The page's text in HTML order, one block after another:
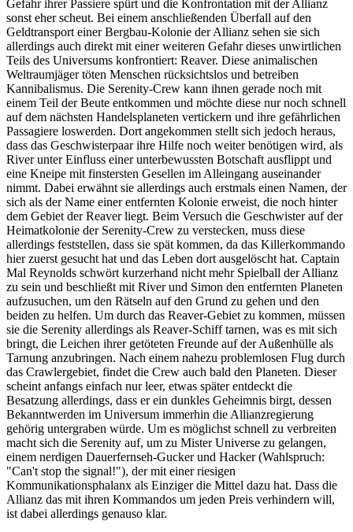
Gefahr ihrer Passiere spürt und die Konfrontation mit der Allianz
sonst eher scheut. Bei einem anschließenden Überfall auf den
Geldtransport einer Bergbau-Kolonie der Allianz sehen sie sich
allerdings auch direkt mit einer weiteren Gefahr dieses unwirtlichen
Teils des Universums konfrontiert: Reaver. Diese animalischen
Weltraumjäger töten Menschen rücksichtslos und betreiben
Kannibalismus. Die Serenity-Crew kann ihnen gerade noch mit
einem Teil der Beute entkommen und möchte diese nur noch schnell
auf dem nächsten Handelsplaneten vertickern und ihre gefährlichen
Passagiere loswerden. Dort angekommen stellt sich jedoch heraus,
dass das Geschwisterpaar ihre Hilfe noch weiter benötigen wird, als
River unter Einfluss einer unterbewussten Botschaft ausflippt und
eine Kneipe mit finstersten Gesellen im Alleingang auseinander
nimmt. Dabei erwähnt sie allerdings auch erstmals einen Namen, der
sich als der Name einer entfernten Kolonie erweist, die noch hinter
dem Gebiet der Reaver liegt. Beim Versuch die Geschwister auf der
Heimatkolonie der Serenity-Crew zu verstecken, muss diese
allerdings feststellen, dass sie spät kommen, da das Killerkommando
hier zuerst gesucht hat und das Leben dort ausgelöscht hat. Captain
Mal Reynolds schwört kurzerhand nicht mehr Spielball der Allianz
zu sein und beschließt mit River und Simon den entfernten Planeten
aufzusuchen, um den Rätseln auf den Grund zu gehen und den
beiden zu helfen. Um durch das Reaver-Gebiet zu kommen, müssen
sie die Serenity allerdings als Reaver-Schiff tarnen, was es mit sich
bringt, die Leichen ihrer getöteten Freunde auf der Außenhülle als
Tarnung anzubringen. Nach einem nahezu problemlosen Flug durch
das Crawlergebiet, findet die Crew auch bald den Planeten. Dieser
scheint anfangs einfach nur leer, etwas später entdeckt die
Besatzung allerdings, dass er ein dunkles Geheimnis birgt, dessen
Bekanntwerden im Universum immerhin die Allianzregierung
gehörig untergraben würde. Um es möglichst schnell zu verbreiten
macht sich die Serenity auf, um zu Mister Universe zu gelangen,
einem nerdigen Dauerfernseh-Gucker und Hacker (Wahlspruch:
"Can't stop the signal!"), der mit einer riesigen
Kommunikationsphalanx als Einziger die Mittel dazu hat. Dass die
Allianz das mit ihren Kommandos um jeden Preis verhindern will,
ist dabei allerdings genauso klar.